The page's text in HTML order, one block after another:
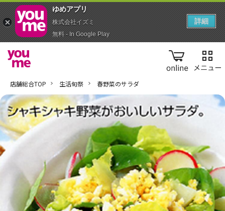
online
店舗総合TOP 生活旬祭 春野菜のサラダ
ゆめアプ‪リ‬
株式会社イズミ
無料 - In Google Play
詳細